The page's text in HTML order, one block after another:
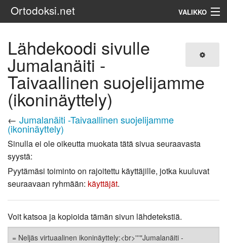
Ortodoksi.net VALIKKO
Lähdekoodi sivulle
Jumalanäiti -
Taivaallinen suojelijamme
(ikoninäyttely)
← Jumalanäiti -Taivaallinen suojelijamme
(ikoninäyttely)
Sinulla ei ole oikeutta muokata tätä sivua seuraavasta
syystä:
Pyytämäsi toiminto on rajoitettu käyttäjille, jotka kuuluvat
seuraavaan ryhmään: käyttäjät.
Voit katsoa ja kopioida tämän sivun lähdetekstiä.